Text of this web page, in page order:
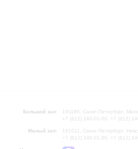
Большой зал:
191186, Санкт-Петербург,
+7 (812) 240-01-00, +7 (812)
Малый зал:
191011, Санкт-Петербург,
+7 (812) 240-01-00, +7 (812)